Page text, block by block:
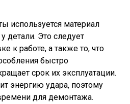
используется материал
детали. Это следует
к работе, а также то, что
быстро
срок их эксплуатации.
энергию удара, поэтому
для демонтажа.